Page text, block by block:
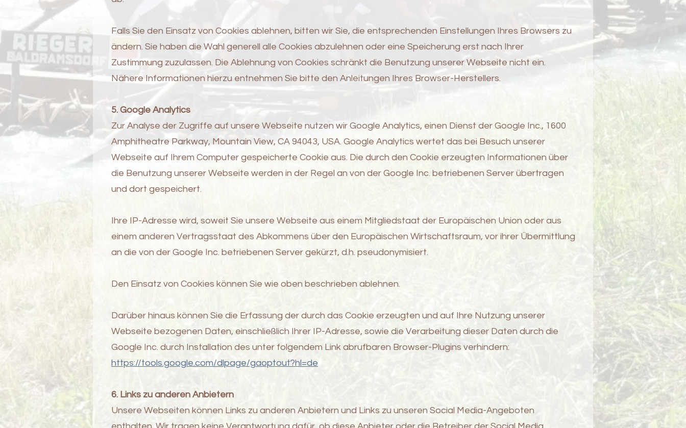
Falls Sie den Einsatz von Cookies ablehnen, bitten wir Sie, die entsprechenden Einstellungen Ihres Browsers zu
ändern. Sie haben die Wahl generell alle Cookies abzulehnen oder eine Speicherung erst nach Ihrer
Zustimmung zuzulassen. Die Ablehnung von Cookies schränkt die Benutzung unserer Webseite nicht ein.
Nähere Informationen hierzu entnehmen Sie bitte den Anleitungen Ihres Browser-Herstellers.
5. Google Analytics
Zur Analyse der Zugriffe auf unsere Webseite nutzen wir Google Analytics, einen Dienst der Google Inc., 1600
Amphitheatre Parkway, Mountain View, CA 94043, USA. Google Analytics wertet das bei Besuch unserer
Webseite auf Ihrem Computer gespeicherte Cookie aus. Die durch den Cookie erzeugten Informationen über
die Benutzung unserer Webseite werden in der Regel an von der Google Inc. betriebenen Server übertragen
und dort gespeichert.
Ihre IP-Adresse wird, soweit Sie unsere Webseite aus einem Mitgliedstaat der Europäischen Union oder aus
einem anderen Vertragsstaat des Abkommens über den Europäischen Wirtschaftsraum, vor ihrer Übermittlung
an die von der Google Inc. betriebenen Server gekürzt, d.h. pseudonymisiert.
Den Einsatz von Cookies können Sie wie oben beschrieben ablehnen.
Darüber hinaus können Sie die Erfassung der durch das Cookie erzeugten und auf Ihre Nutzung unserer
Webseite bezogenen Daten, einschließlich Ihrer IP-Adresse, sowie die Verarbeitung dieser Daten durch die
Google Inc. durch Installation des unter folgendem Link abrufbaren Browser-Plugins verhindern:
https://tools.google.com/dlpage/gaoptout?hl=de
6. Links zu anderen Anbietern
Unsere Webseiten können Links zu anderen Anbietern und Links zu unseren Social Media-Angeboten